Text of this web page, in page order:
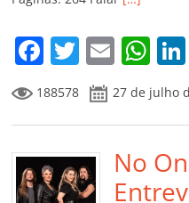
F
a
c
e
b
o
T
w
itt
er
E
m
ai
l
W
h
at
s
A
p
188578 27 de julho
No